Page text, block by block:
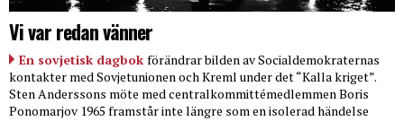
Vi var redan vänner
En sovjetisk dagbok förändrar bilden av Socialdemokraternas
kontakter med Sovjetunionen och Kreml under det “Kalla kriget”.
Sten Anderssons möte med centralkommittémedlemmen Boris
Ponomarjov 1965 framstår inte längre som en isolerad händelse